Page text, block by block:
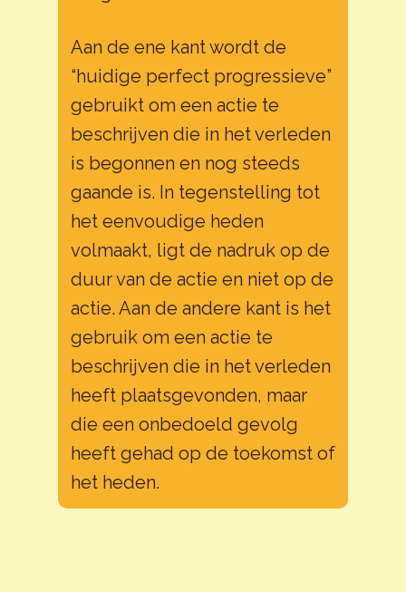
Aan de ene kant wordt de
“huidige perfect progressieve”
gebruikt om een actie te
beschrijven die in het verleden
is begonnen en nog steeds
gaande is. In tegenstelling tot
het eenvoudige heden
volmaakt, ligt de nadruk op de
duur van de actie en niet op de
actie. Aan de andere kant is het
gebruik om een actie te
beschrijven die in het verleden
heeft plaatsgevonden, maar
die een onbedoeld gevolg
heeft gehad op de toekomst of
het heden.